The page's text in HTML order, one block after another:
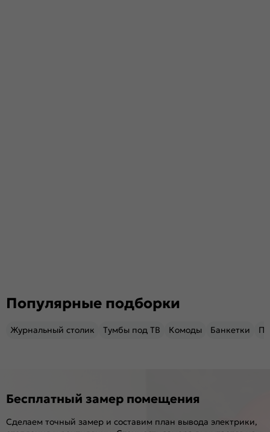
Популярные подборки
Журнальный столик Тумбы под ТВ Комоды Банкетки
Бесплатный замер помещения
Сделаем точный замер и составим план вывода электрики,